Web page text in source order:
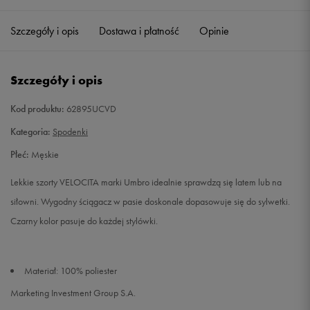
L Powiadom o dostępności
XXL
Szczegóły i opis Dostawa i płatność Opinie
Szczegóły i opis
Kod produktu: 62895UCVD
Kategoria: Spodenki
Płeć: Męskie
Lekkie szorty VELOCITA marki Umbro idealnie sprawdzą się latem lub na
siłowni. Wygodny ściągacz w pasie doskonale dopasowuje się do sylwetki.
Czarny kolor pasuje do każdej stylówki.
Materiał: 100% poliester
Marketing Investment Group S.A.